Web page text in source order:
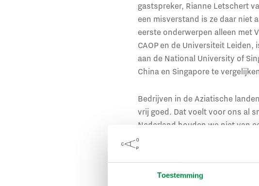
Toestemming
gastspreker, Rianne Letschert
een misverstand is ze daar niet
eerste onderwerpen alleen met
CAOP en de Universiteit
aan de National University of
China en Singapore te
Bedrijven in de Aziatische
vrij goed. Dat voelt voor ons al
Nederland houden we niet van
crisis was dit wel meer nodig.
spreken over een ‘intelligente
deze maatregelen te nemen.
naar zich toe heeft getrokken